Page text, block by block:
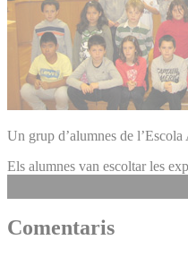
Un grup d’alumnes de
Els alumnes van escoltar les
Comentaris